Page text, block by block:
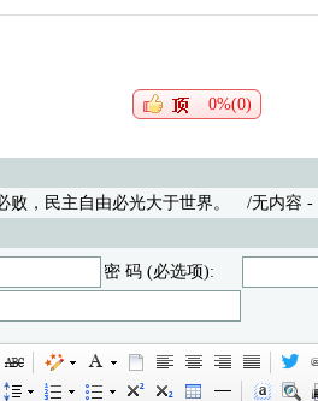
0%(0)
败，民主自由必光大于世界。 /无内容 -
密 码 (必选项):